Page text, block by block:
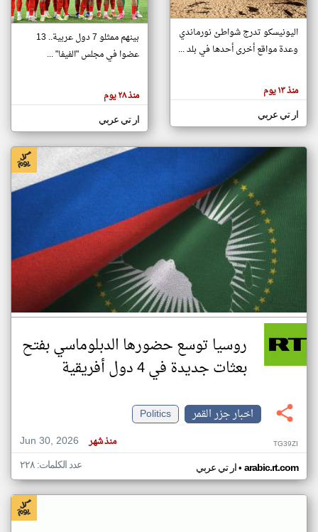
تغيير الدولة
اخبار جزر القمر على مدار الساعة
أهم اخبار جزر القمر العاجلة والمباشرة
هنا عن
وجهة
كاتبيها.
اليونيسكو تدرج شواطئ نورماندي
وعدة مواقع أخرى أحدها في بلد ...
منذ ١٣ يوم
ار تي عربي
بينهم ممثلو 7 دول عربية.. 13
عضوا في مجلس "الفيفا" ...
منذ ٢٨ يوم
ار تي عربي
روسيا توسع حضورها الدبلوماسي بفتح
بعثات جديدة في 4 دول أفريقية
اخبار جزر القمر
Politics
Jun 30, 2026
منذ شهر TG39ZI
ار تي عربي• arabic.rt.com عدد الكلمات: ٢٢٨
klyoum.com